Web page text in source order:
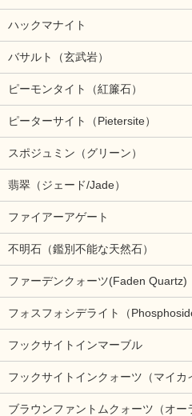
ハックマナイト
バサルト（玄武岩）
ピーモンタイト（紅簾石）
ピーターサイト（Pietersite）
スポジュミン（グリーン）
翡翠（ジェード/Jade）
ファイアーアゲート
不明石（鑑別不能な天然石）
ファーデンクォーツ(Faden Quartz)
フォスフォシデライト（
フックサイトインマーブル
フックサイトインクォーツ（マイカ
ブラウンファントムクォーツ（オー